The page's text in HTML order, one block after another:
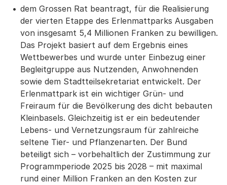
dem Grossen Rat beantragt, für die Realisierung
der vierten Etappe des Erlenmattparks Ausgaben
von insgesamt 5,4 Millionen Franken zu bewilligen.
Das Projekt basiert auf dem Ergebnis eines
Wettbewerbes und wurde unter Einbezug einer
Begleitgruppe aus Nutzenden, Anwohnenden
sowie dem Stadtteilsekretariat entwickelt. Der
Erlenmattpark ist ein wichtiger Grün- und
Freiraum für die Bevölkerung des dicht bebauten
Kleinbasels. Gleichzeitig ist er ein bedeutender
Lebens- und Vernetzungsraum für zahlreiche
seltene Tier- und Pflanzenarten. Der Bund
beteiligt sich – vorbehaltlich der Zustimmung zur
Programmperiode 2025 bis 2028 – mit maximal
rund einer Million Franken an den Kosten zur